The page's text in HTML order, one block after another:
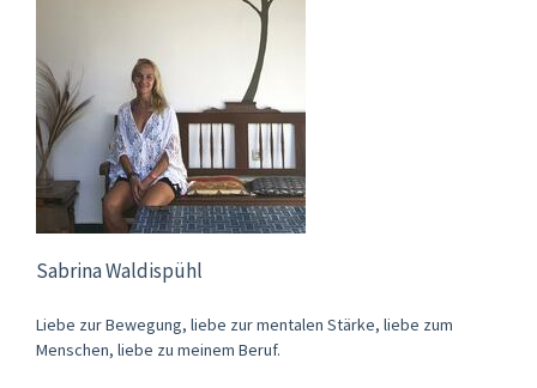
Sabrina Waldispühl
Liebe zur Bewegung, liebe zur mentalen Stärke, liebe zum
Menschen, liebe zu meinem Beruf.